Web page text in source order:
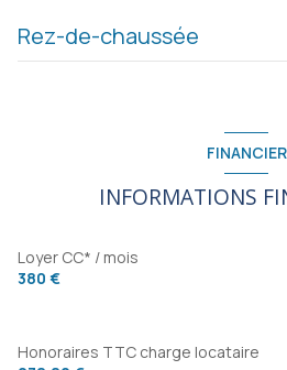
2 étage(s)
Rez-de-chaussée
FINANCIER
INFORMATIONS
Loyer CC* / mois
380 €
Honoraires TTC charge locataire